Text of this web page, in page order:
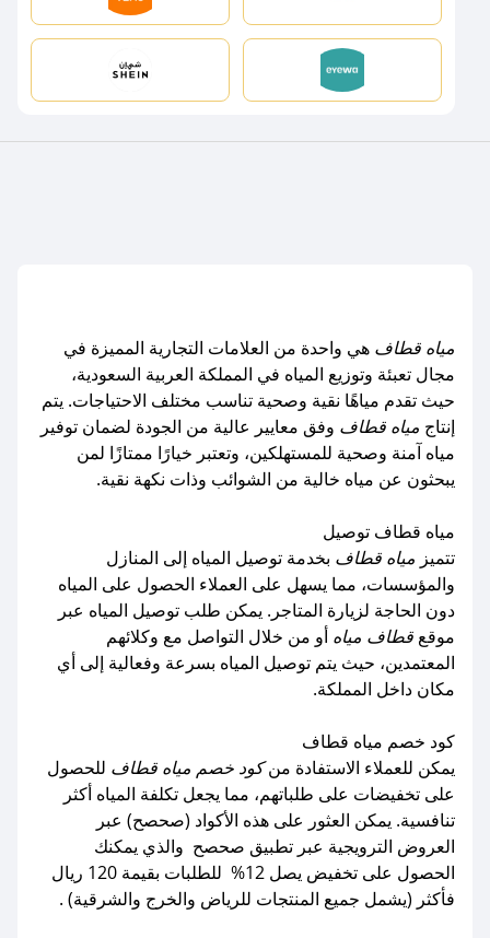
مياه قطاف هي واحدة من العلامات التجارية المميزة في
مجال تعبئة وتوزيع المياه في المملكة العربية السعودية،
حيث تقدم مياهًا نقية وصحية تناسب مختلف الاحتياجات. يتم
إنتاج مياه قطاف وفق معايير عالية من الجودة لضمان توفير
مياه آمنة وصحية للمستهلكين، وتعتبر خيارًا ممتازًا لمن
يبحثون عن مياه خالية من الشوائب وذات نكهة نقية.
مياه قطاف توصيل
تتميز مياه قطاف بخدمة توصيل المياه إلى المنازل
والمؤسسات، مما يسهل على العملاء الحصول على المياه
دون الحاجة لزيارة المتاجر. يمكن طلب توصيل المياه عبر
موقع قطاف مياه أو من خلال التواصل مع وكلائهم
المعتمدين، حيث يتم توصيل المياه بسرعة وفعالية إلى أي
مكان داخل المملكة.
كود خصم مياه قطاف
يمكن للعملاء الاستفادة منكود خصم مياه قطاف للحصول
على تخفيضات على طلباتهم، مما يجعل تكلفة المياه أكثر
تنافسية. يمكن العثور على هذه الأكواد (صحصح) عبر
العروض الترويجية عبر تطبيق صحصح والذي يمكنك
الحصول على تخفيض يصل 12% للطلبات بقيمة 120 ريال
فأكثر (يشمل جميع المنتجات للرياض والخرج والشرقية) .